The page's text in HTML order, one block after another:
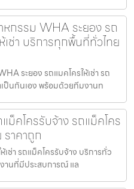
กรรม WHA ระยอง รถ
เช่า บริการทุกพื้นที่ทั่วไทย
ระยอง รถแมคโครให้เช่า รถ
เป็นกันเอง พร้อมด้วยทีมงานท
ม็คโครรับจ้าง รถแม็คโคร
ราคาถูก
เช่า รถแม็คโครรับจ้าง บริการทั่ว
านที่มีประสบการณ์ แล